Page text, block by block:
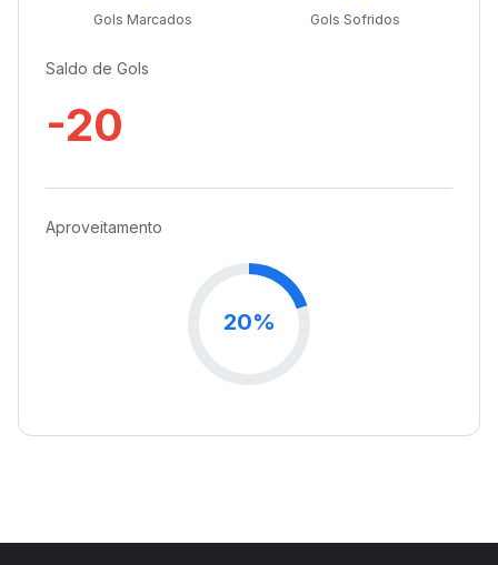
Gols Marcados Gols Sofridos
Saldo de Gols
-20
Aproveitamento
20%